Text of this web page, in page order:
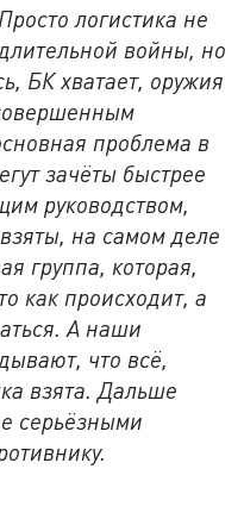
логистика не
войны, но
БК хватает, оружия
проблема в
зачёты быстрее
руководством,
на самом деле
группа, которая,
как происходит, а
А наши
что всё,
взята. Дальше
серьёзными